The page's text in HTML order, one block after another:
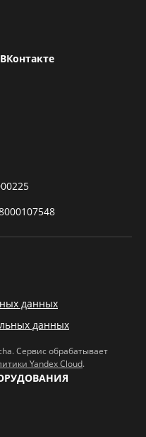
данных
данных
Сервис обрабатывает
Yandex Cloud.